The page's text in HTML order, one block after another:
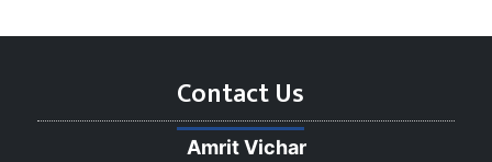
Contact Us
Amrit Vichar